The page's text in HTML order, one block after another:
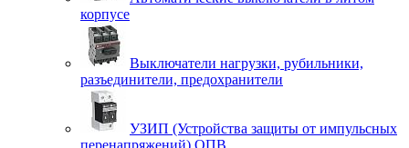
корпусе
Выключатели нагрузки, рубильники,
разъединители, предохранители
УЗИП (Устройства защиты от импульсных
перенапряжений) ОПВ